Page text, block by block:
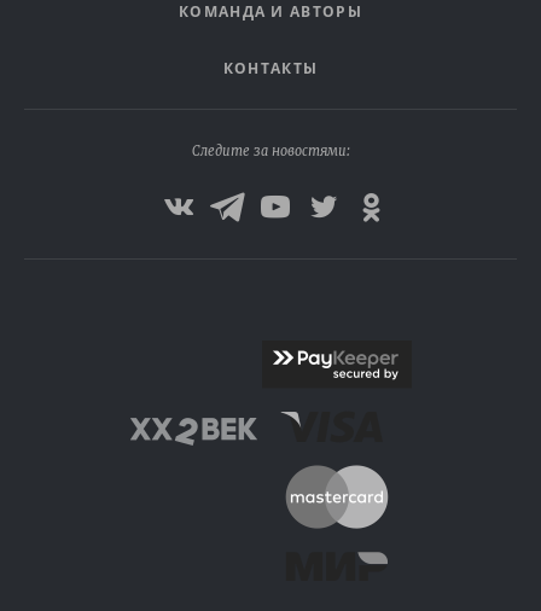
КОМАНДА И АВТОРЫ
КОНТАКТЫ
Следите за новостями: